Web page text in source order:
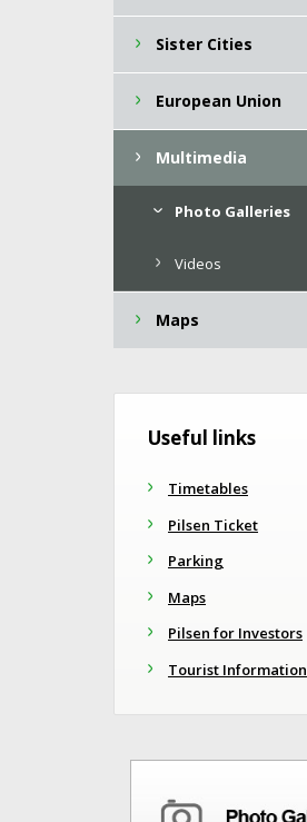
Sister Cities
European Union
Multimedia
Photo Galleries
Videos
Maps
Useful links
Timetables
Pilsen Ticket
Parking
Maps
Pilsen for Investors
Tourist Information